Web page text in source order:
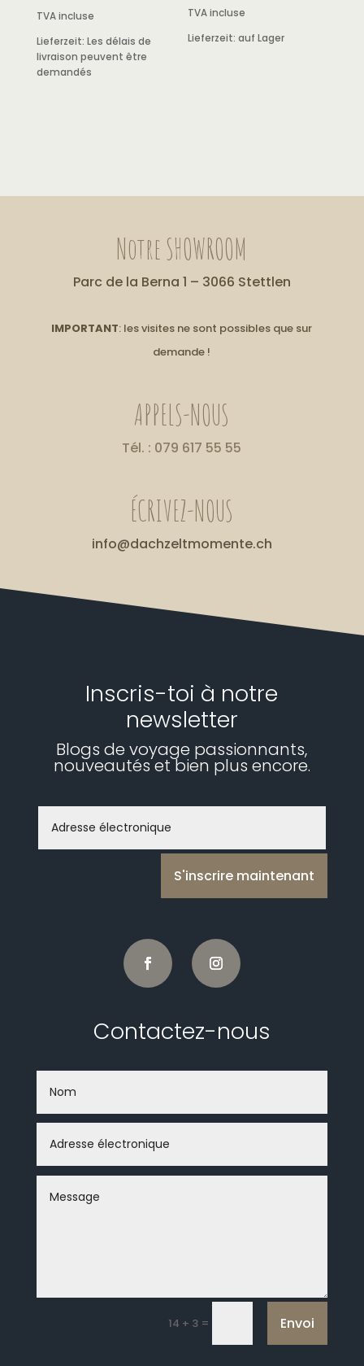
TVA incluse
Lieferzeit: Les délais de
livraison peuvent être
demandés
TVA incluse
Lieferzeit:auf Lager
Notre SHOWROOM
Parc de la Berna 1 – 3066 Stettlen
IMPORTANT: les visites ne sont possibles que sur
demande !
APPELS-NOUS
Tél. : 079 617 55 55
ÉCRIVEZ-NOUS
info@dachzeltmomente.ch
Inscris-toi à notre
newsletter
Blogs de voyage passionnants,
nouveautés et bien plus encore.
S'inscrire maintenant
Contactez-nous
14 + 3 = Envoi